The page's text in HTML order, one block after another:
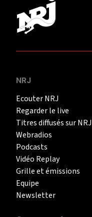
NRJ
Ecouter NRJ
Regarder le live
Titres diffusés sur NRJ
Webradios
Podcasts
Vidéo Replay
Grille et émissions
Equipe
Newsletter